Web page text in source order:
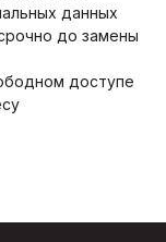
данных
до замены
доступе